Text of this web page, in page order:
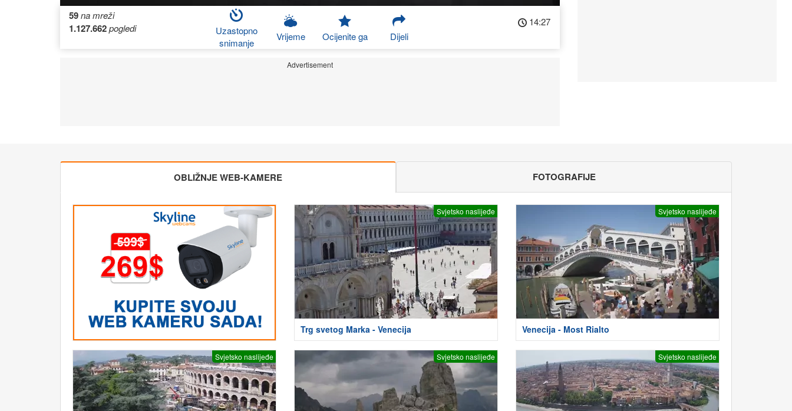
59na mreži
1.127.662pogledi
Uzastopno
snimanje
Vrijeme Ocijenite ga Dijeli
14:27
Advertisement
OBLIŽNJE WEB-KAMERE FOTOGRAFIJE
Svjetsko naslijeđe
Trg svetog Marka - Venecija
Svjetsko naslijeđe
Venecija - Most Rialto
Svjetsko naslijeđe Svjetsko naslijeđe Svjetsko naslijeđe